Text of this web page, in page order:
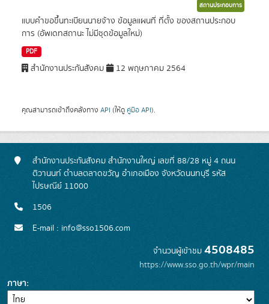
สถานประกอบการ
แบบคำขอขึ้นทะเบียนนายจ้าง ข้อมูลแผนที่ ที่ตั้ง ของสถานประกอบ
การ (อัพเดทสถานะ ไม่มีชุดข้อมูลใหม่)
PDF
สำนักงานประกันสังคม 12 พฤษภาคม 2564
คุณสามารถเข้าถึงคลังทาง API (ให้ดู คู่มือ API).
สำนักงานประกันสังคม สำนักงานใหญ่ เลขที่ 88/28 หมู่ 4 ถนน
ติวานนท์ ตำบลตลาดขวัญ อำเภอเมือง จังหวัดนนทบุรี รหัส
ไปรษณีย์ 11000
1506
E-mail : info@sso1506.com
จำนวนผู้เข้าชม 4508485
https://www.sso.go.th/wpr/main
ภาษา